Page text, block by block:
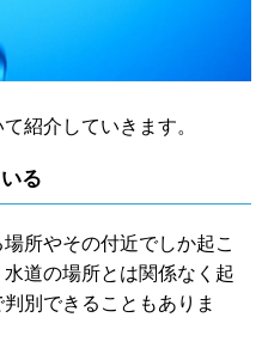
紹介していきます。
る
所やその付近でしか起こ
道の場所とは関係なく起
別できることもありま